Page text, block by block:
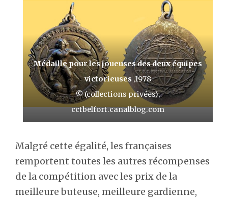
Médaille pour les joueuses des deux équipes
victorieuses ,1978
© (collections privées),
cctbelfort.canalblog.com
Malgré cette égalité, les françaises
remportent toutes les autres récompenses
de la compétition avec les prix de la
meilleure buteuse, meilleure gardienne,